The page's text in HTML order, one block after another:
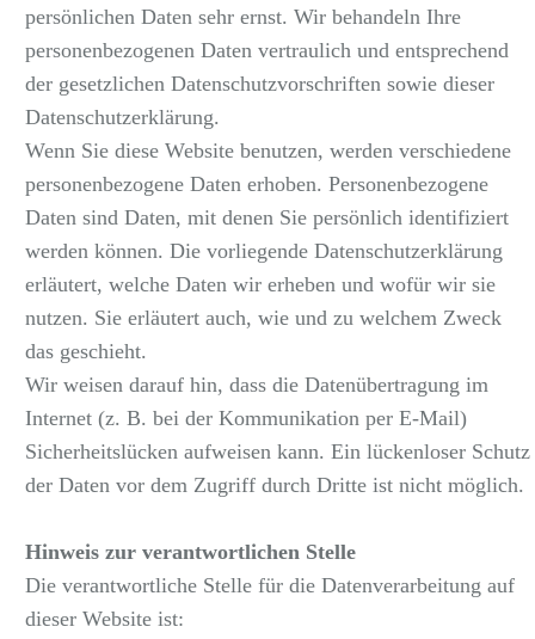
persönlichen Daten sehr ernst. Wir behandeln Ihre
personenbezogenen Daten vertraulich und entsprechend
der gesetzlichen Datenschutzvorschriften sowie dieser
Datenschutzerklärung.
Wenn Sie diese Website benutzen, werden verschiedene
personenbezogene Daten erhoben. Personenbezogene
Daten sind Daten, mit denen Sie persönlich identifiziert
werden können. Die vorliegende Datenschutzerklärung
erläutert, welche Daten wir erheben und wofür wir sie
nutzen. Sie erläutert auch, wie und zu welchem Zweck
das geschieht.
Wir weisen darauf hin, dass die Datenübertragung im
Internet (z. B. bei der Kommunikation per E-Mail)
Sicherheitslücken aufweisen kann. Ein lückenloser Schutz
der Daten vor dem Zugriff durch Dritte ist nicht möglich.
Hinweis zur verantwortlichen Stelle
Die verantwortliche Stelle für die Datenverarbeitung auf
dieser Website ist: